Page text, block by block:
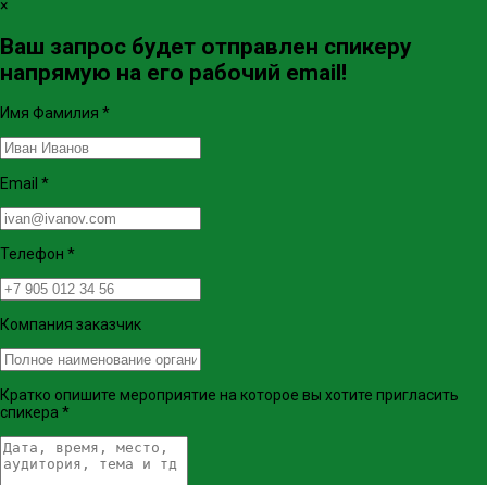
×
Ваш запрос будет отправлен спикеру
напрямую на его рабочий email!
Имя Фамилия *
Email *
Телефон *
Компания заказчик
Кратко опишите мероприятие на которое вы хотите пригласить
спикера *